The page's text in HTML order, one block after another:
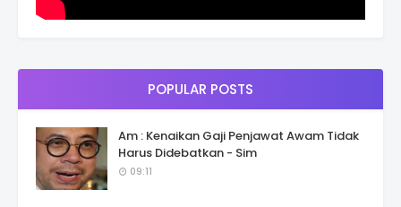
POPULAR POSTS
Am : Kenaikan Gaji Penjawat Awam Tidak
Harus Didebatkan - Sim
09:11